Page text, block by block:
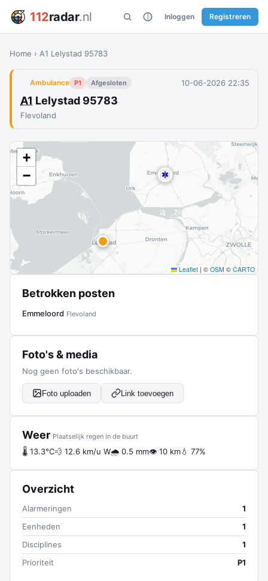
112radar.nl Inloggen Registreren
Home › A1 Lelystad 95783
Ambulance P1 Afgesloten 10-06-2026 22:35
A1 Lelystad 95783
Flevoland
+
−
Leaflet | © OSM © CARTO
Betrokken posten
Emmeloord Flevoland
Foto's & media
Nog geen foto's beschikbaar.
Foto uploaden Link toevoegen
Weer Plaatselijk regen in de buurt
🌡 13.3°C💨 12.6 km/u W🌧 0.5 mm👁 10 km💧 77%
Overzicht
Alarmeringen
1
Eenheden
1
Disciplines
1
Prioriteit
P1